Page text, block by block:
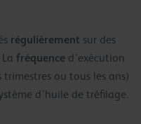
régulièrement sur des
fréquence d’exécution
trimestres ou tous les ans)
d’huile de tréfilage.